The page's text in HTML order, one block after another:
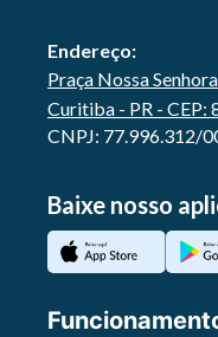
Endereço:
Praça Nossa
Curitiba - PR - CEP:
CNPJ: 77.996.312/
Baixe nosso